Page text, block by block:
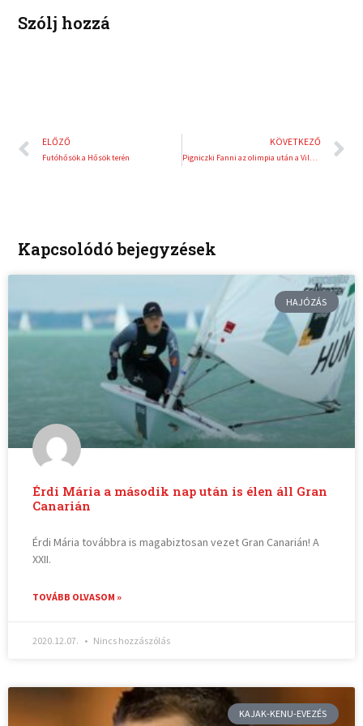
Szólj hozzá
Előző
ELŐZŐ
Futóhősök a Hősök terén
KÖVETKEZŐ
Pigniczki Fanni az olimpia után a Világjátékokon is bemutatkozhat
Kapcsolódó bejegyzések
HAJÓZÁS
Érdi Mária a második nap után is élen áll Gran
Canarián
Érdi Mária továbbra is magabiztosan vezet Gran Canarián! A
XXII.
TOVÁBB OLVASOM »
2020.12.07. Nincs hozzászólás
KAJAK-KENU-EVEZÉS